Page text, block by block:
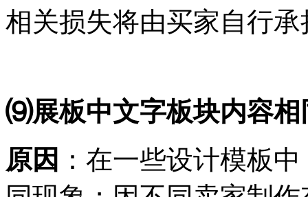
相关损失将由买家自行承
⑼展板中文字板块内容相
原因 ：在一些设计模板